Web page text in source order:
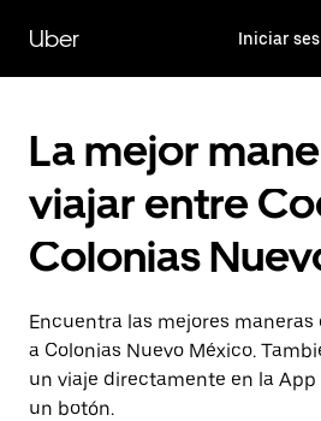
contenido
principal
Uber Iniciar
La mejor
viajar entre
Colonias
Encuentra las mejores maneras
a Colonias Nuevo México.
un viaje directamente en la
un botón.